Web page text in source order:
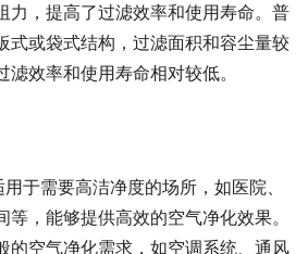
力，提高了过滤效率和使用寿命。普
式或袋式结构，过滤面积和容尘量较
效率和使用寿命相对较低。
于需要高洁净度的场所，如医院、
，能够提供高效的空气净化效果。
的空气净化需求，如空调系统、通风